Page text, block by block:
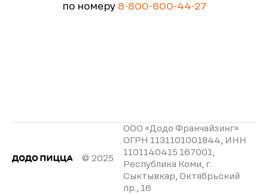
по номеру 8-800-600-44-27
© 2025
ООО «Додо Франчайзинг»
ОГРН 1131101001844, ИНН
1101140415 167001,
Республика Коми, г.
Сыктывкар, Октябрьский
пр., 16